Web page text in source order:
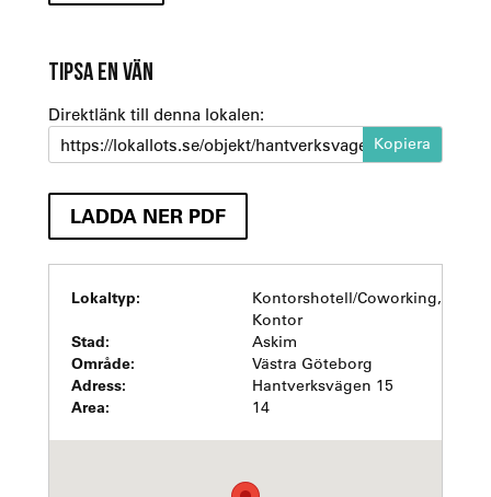
TIPSA EN VÄN
Direktlänk till denna lokalen:
https://lokallots.se/objekt/hantverksvagen-15-sisjon-3
LADDA NER PDF
Lokaltyp:
Kontorshotell/Coworking,
Kontor
Stad: Askim
Område: Västra Göteborg
Adress: Hantverksvägen 15
Area: 14